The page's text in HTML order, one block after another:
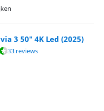
3 50" 4K Led (2025)
op 33 reviews.
33 reviews